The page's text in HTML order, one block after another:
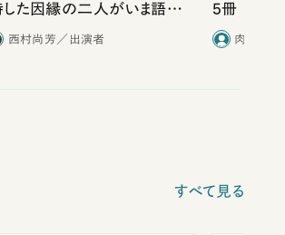
た因縁の二人がいま語り
西村尚芳／出演者
5冊
肉乃小路
すべて見る